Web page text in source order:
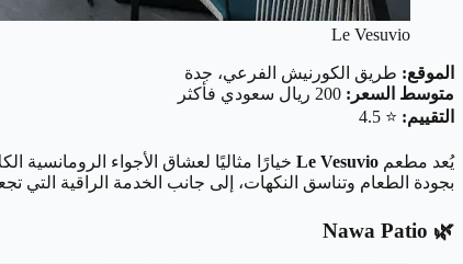
Le Vesuvio
الموقع: طريق الكورنيش الفرعي، جدة
متوسط السعر:
التقييم: ⭐ 4.5
يُعد مطعم Le Vesuvio خيارًا مثاليًا لعشاق الأجواء
بجودة الطعام وتناسق النكهات، إلى جانب الخدمة الراقية التي
🌿 Nawa Patio